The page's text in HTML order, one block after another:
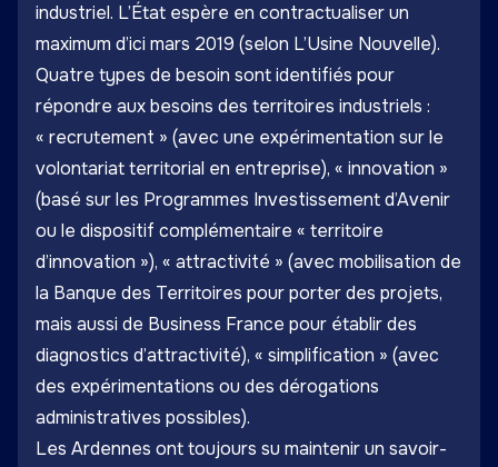
industriel. L’État espère en contractualiser un
maximum d’ici mars 2019 (selon L’Usine Nouvelle).
Quatre types de besoin sont identifiés pour
répondre aux besoins des territoires industriels :
« recrutement » (avec une expérimentation sur le
volontariat territorial en entreprise), « innovation »
(basé sur les Programmes Investissement d’Avenir
ou le dispositif complémentaire « territoire
d’innovation »), « attractivité » (avec mobilisation de
la Banque des Territoires pour porter des projets,
mais aussi de Business France pour établir des
diagnostics d’attractivité), « simplification » (avec
des expérimentations ou des dérogations
administratives possibles).
Les Ardennes ont toujours su maintenir un savoir-